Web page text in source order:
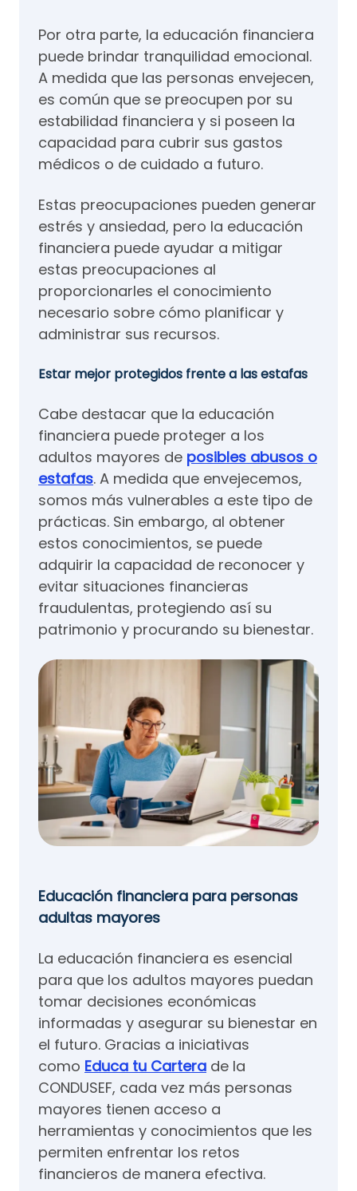
Por otra parte, la educación financiera
puede brindar tranquilidad emocional.
A medida que las personas envejecen,
es común que se preocupen por su
estabilidad financiera y si poseen la
capacidad para cubrir sus gastos
médicos o de cuidado a futuro.
Estas preocupaciones pueden generar
estrés y ansiedad, pero la educación
financiera puede ayudar a mitigar
estas preocupaciones al
proporcionarles el conocimiento
necesario sobre cómo planificar y
administrar sus recursos.
Estar mejor protegidos frente a las estafas
Cabe destacar que la educación
financiera puede proteger a los
adultos mayores de posibles abusos o
estafas. A medida que envejecemos,
somos más vulnerables a este tipo de
prácticas. Sin embargo, al obtener
estos conocimientos, se puede
adquirir la capacidad de reconocer y
evitar situaciones financieras
fraudulentas, protegiendo así su
patrimonio y procurando su bienestar.
Educación financiera para personas
adultas mayores
La educación financiera es esencial
para que los adultos mayores puedan
tomar decisiones económicas
informadas y asegurar su bienestar en
el futuro. Gracias a iniciativas
como Educa tu Cartera de la
CONDUSEF, cada vez más personas
mayores tienen acceso a
herramientas y conocimientos que les
permiten enfrentar los retos
financieros de manera efectiva.